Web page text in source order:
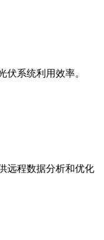
伏系统利用效率。
远程数据分析和优化